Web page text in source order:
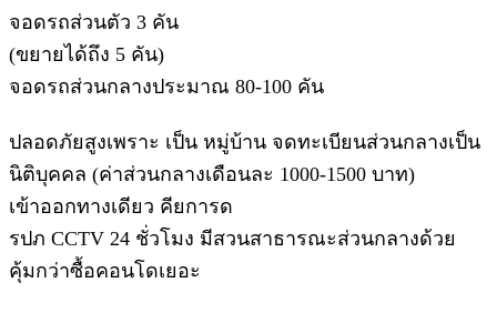
จอดรถส่วนตัว 3 คัน
(ขยายได้ถึง 5 คัน)
จอดรถส่วนกลางประมาณ 80-100 คัน
ปลอดภัยสูงเพราะ เป็น หมู่บ้าน จดทะเบียนส่วนกลางเป็น
นิติบุคคล (ค่าส่วนกลางเดือนละ 1000-1500 บาท)
เข้าออกทางเดียว คียการด
รปภ CCTV 24 ชั่วโมง มีสวนสาธารณะส่วนกลางด้วย
คุ้มกว่าซื้อคอนโดเยอะ